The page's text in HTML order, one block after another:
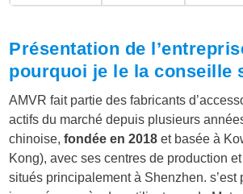
Présentation de
pourquoi je le la conseille
AMVR fait partie des fabricants
actifs du marché depuis plusieurs
chinoise,fondée en 2018 et basée à
Kong), avec ses centres de production
situés principalement à Shenzhen. s’est